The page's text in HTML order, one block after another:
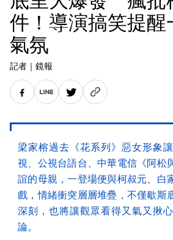
件！導演搞笑提醒
氣氛
記者 ｜ 鏡報
梁家榕過去《花系列》惡女形象
視、公視台語台、中華電信《阿松
誼的母親，一登場便與柯叔元、白
戲，情緒衝突層層堆疊，不僅歇斯
深刻，也將讓觀眾看得又氣又揪
論。